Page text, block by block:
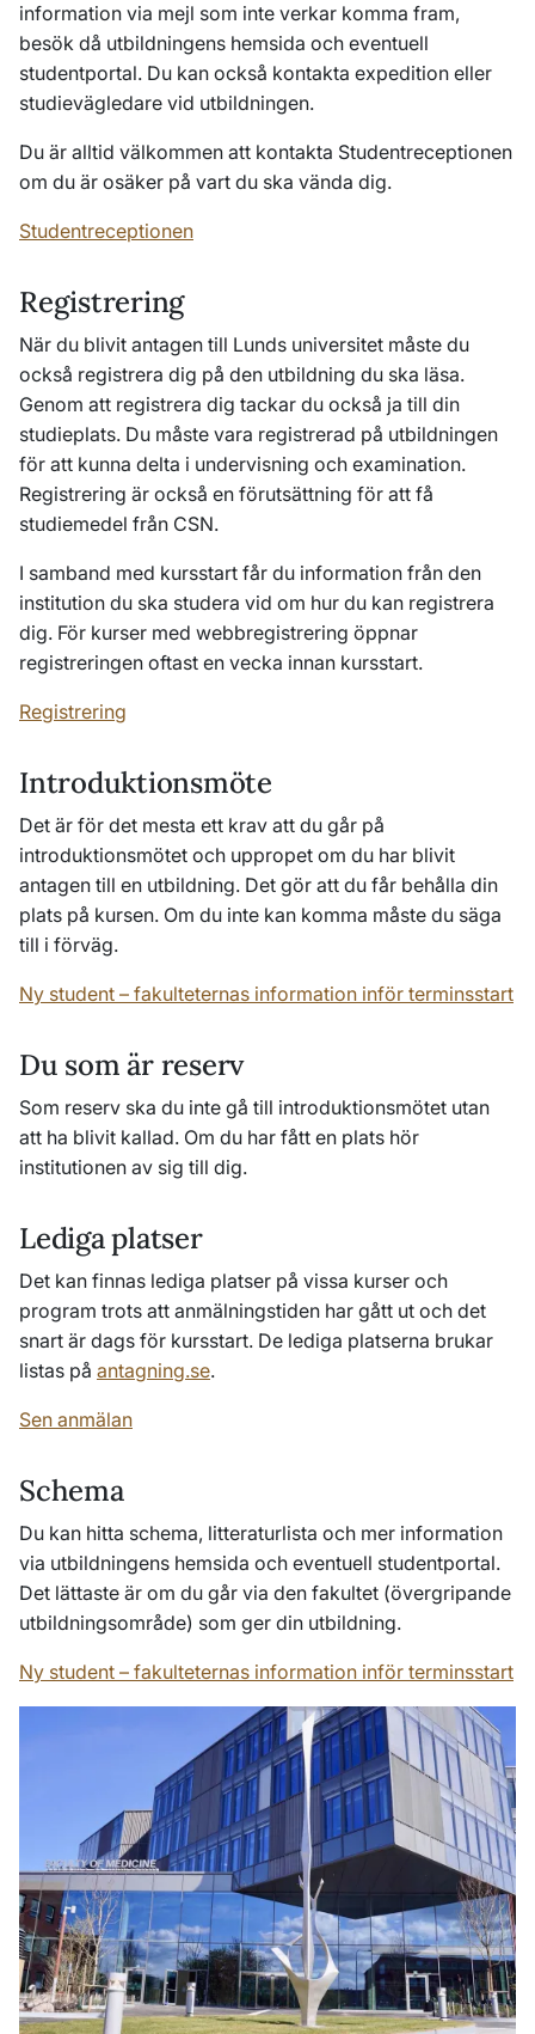
information via mejl som inte verkar komma fram,
besök då utbildningens hemsida och eventuell
studentportal. Du kan också kontakta expedition eller
studievägledare vid utbildningen.
Du är alltid välkommen att kontakta Studentreceptionen
om du är osäker på vart du ska vända dig.
Studentreceptionen
Registrering
När du blivit antagen till Lunds universitet måste du
också registrera dig på den utbildning du ska läsa.
Genom att registrera dig tackar du också ja till din
studieplats. Du måste vara registrerad på utbildningen
för att kunna delta i undervisning och examination.
Registrering är också en förutsättning för att få
studiemedel från CSN.
I samband med kursstart får du information från den
institution du ska studera vid om hur du kan registrera
dig. För kurser med webbregistrering öppnar
registreringen oftast en vecka innan kursstart.
Registrering
Introduktionsmöte
Det är för det mesta ett krav att du går på
introduktionsmötet och uppropet om du har blivit
antagen till en utbildning. Det gör att du får behålla din
plats på kursen. Om du inte kan komma måste du säga
till i förväg.
Ny student – fakulteternas information inför terminsstart
Du som är reserv
Som reserv ska du inte gå till introduktionsmötet utan
att ha blivit kallad. Om du har fått en plats hör
institutionen av sig till dig.
Lediga platser
Det kan finnas lediga platser på vissa kurser och
program trots att anmälningstiden har gått ut och det
snart är dags för kursstart. De lediga platserna brukar
listas på antagning.se.
Sen anmälan
Schema
Du kan hitta schema, litteraturlista och mer information
via utbildningens hemsida och eventuell studentportal.
Det lättaste är om du går via den fakultet (övergripande
utbildningsområde) som ger din utbildning.
Ny student – fakulteternas information inför terminsstart